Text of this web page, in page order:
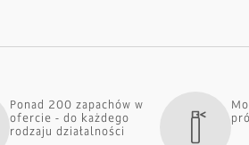
Ponad 200 zapachów w
ofercie - do każdego
rodzaju działalności